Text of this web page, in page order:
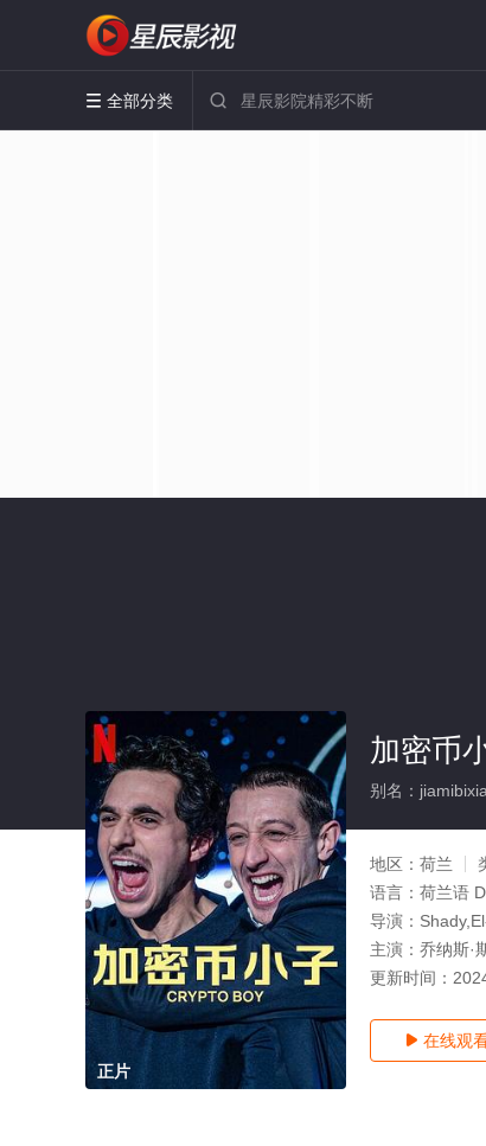
 全部分类 
正片
加密币
别名：
地区： 荷兰
语言： 荷兰语
导演：
主演： 乔纳斯·
更新时间：
 在线观